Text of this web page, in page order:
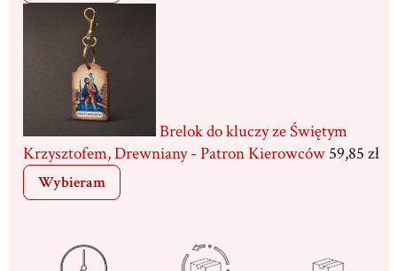
Brelok do kluczy ze Świętym
Krzysztofem, Drewniany - Patron Kierowców 59,85 zł
Wybieram